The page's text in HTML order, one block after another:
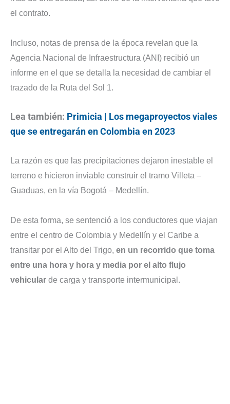
el contrato.
Incluso, notas de prensa de la época revelan que la
Agencia Nacional de Infraestructura (ANI) recibió un
informe en el que se detalla la necesidad de cambiar el
trazado de la Ruta del Sol 1.
Lea también: Primicia | Los megaproyectos viales
que se entregarán en Colombia en 2023
La razón es que las precipitaciones dejaron inestable el
terreno e hicieron inviable construir el tramo Villeta –
Guaduas, en la vía Bogotá – Medellín.
De esta forma, se sentenció a los conductores que viajan
entre el centro de Colombia y Medellín y el Caribe a
transitar por el Alto del Trigo, en un recorrido que toma
entre una hora y hora y media por el alto flujo
vehicular de carga y transporte intermunicipal.